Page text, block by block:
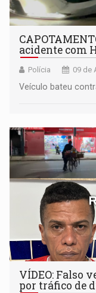
acidente com
Polícia 09 de
Veículo bateu
VÍDEO: Falso
por tráfico de